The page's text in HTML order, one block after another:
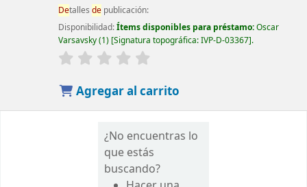
Detalles depublicación:
Disponibilidad:Ítems disponibles para préstamo:Oscar
Varsavsky(1) Signatura topográfica:IVP-D-03367 .
Agregar al carrito
¿No encuentras lo
que estás
buscando?